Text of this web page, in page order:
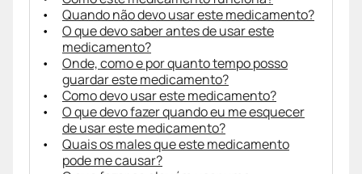
Quando não devo usar este medicamento?
O que devo saber antes de usar este
medicamento?
Onde, como e por quanto tempo posso
guardar este medicamento?
Como devo usar este medicamento?
O que devo fazer quando eu me esquecer
de usar este medicamento?
Quais os males que este medicamento
pode me causar?